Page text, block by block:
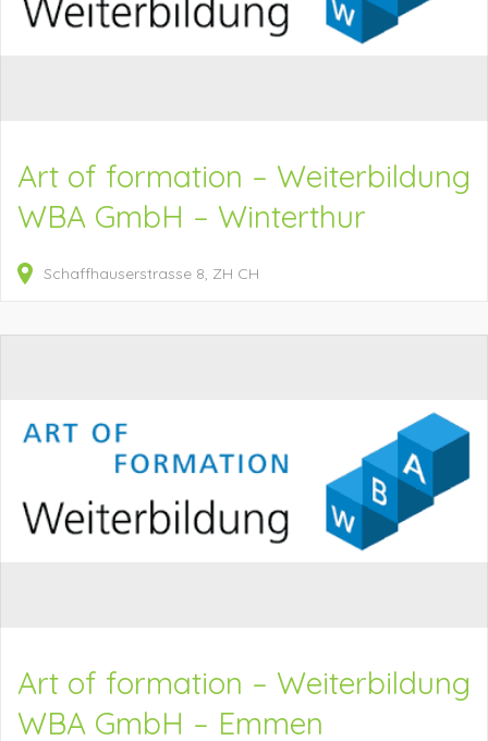
Art of formation – Weiterbildung
WBA GmbH – Winterthur
Schaffhauserstrasse 8 ZH CH
Art of formation – Weiterbildung
WBA GmbH – Emmen